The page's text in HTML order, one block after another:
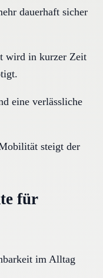
dauerhaft sicher
wird in kurzer Zeit
eine verlässliche
steigt der
für
im Alltag